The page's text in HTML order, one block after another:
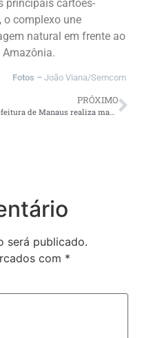
principais cartões-
o complexo une
natural em frente ao
Fotos – João Viana/Semcom
PRÓXIMO
Prefeitura de Manaus realiza manutenção da drenagem e garante melhorias na infraestrutura do bairro Planalto
será publicado.
com *